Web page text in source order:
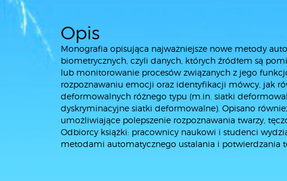
Opis
Monografia opisująca najważniejsze nowe metody
biometrycznych, czyli danych, których źródłem są
lub monitorowanie procesów związanych z jego
rozpoznawaniu emocji oraz identyfikacji mówcy, jak
deformowalnych różnego typu (m.in. siatki
dyskryminacyjne siatki deformowalne). Opisano
umożliwiające polepszenie rozpoznawania twarzy,
Odbiorcy książki: pracownicy naukowi i studenci
metodami automatycznego ustalania i potwierdzania